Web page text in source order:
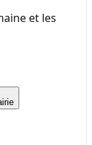
et les